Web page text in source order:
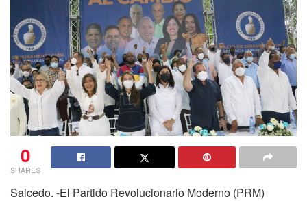
0
SHARES
Salcedo. -El Partido Revolucionario Moderno (PRM)